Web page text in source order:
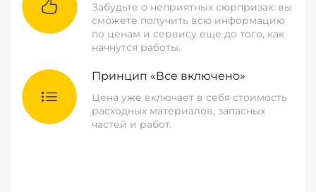
Забудьте о неприятных сюрпризах: вы
сможете получить всю информацию
по ценам и сервису еще до того, как
начнутся работы.
Принцип «Все включено»
Цена уже включает в себя стоимость
расходных материалов, запасных
частей и работ.